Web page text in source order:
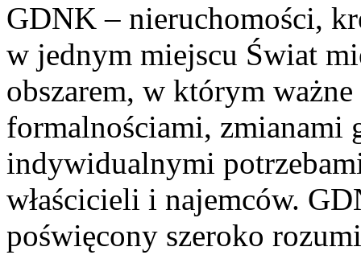
GDNK – nieruchomości,
w jednym miejscu Świat
obszarem, w którym
formalnościami, zmianami
indywidualnymi
właścicieli i najemców.
poświęcony szeroko